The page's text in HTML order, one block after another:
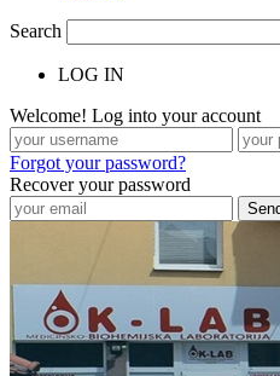
Search
LOG IN
Welcome! Log into your account
Forgot your password?
Recover your password